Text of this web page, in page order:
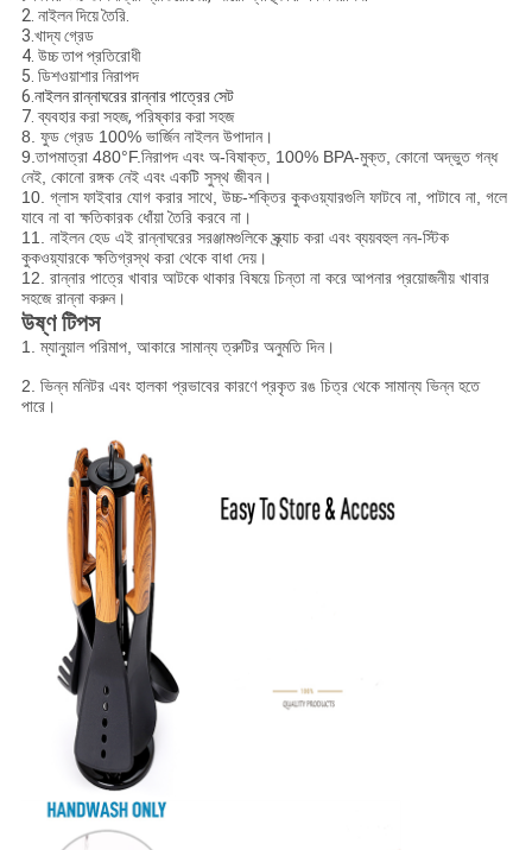
2. নাইলন দিয়ে তৈরি.
3.খাদ্য গ্রেড
4. উচ্চ তাপ প্রতিরোধী
5. ডিশওয়াশার নিরাপদ
6.নাইলন রান্নাঘরের রান্নার পাত্রের সেট
7. ব্যবহার করা সহজ, পরিষ্কার করা সহজ
8. ফুড গ্রেড 100% ভার্জিন নাইলন উপাদান।
9.তাপমাত্রা 480°F.নিরাপদ এবং অ-বিষাক্ত, 100% BPA-মুক্ত, কোনো অদ্ভুত গন্ধ
নেই, কোনো রঙ্গক নেই এবং একটি সুস্থ জীবন।
10. গ্লাস ফাইবার যোগ করার সাথে, উচ্চ-শক্তির কুকওয়্যারগুলি ফাটবে না, পাটাবে না, গলে
যাবে না বা ক্ষতিকারক ধোঁয়া তৈরি করবে না।
11. নাইলন হেড এই রান্নাঘরের সরঞ্জামগুলিকে স্ক্র্যাচ করা এবং ব্যয়বহুল নন-স্টিক
কুকওয়্যারকে ক্ষতিগ্রস্থ করা থেকে বাধা দেয়।
12. রান্নার পাত্রে খাবার আটকে থাকার বিষয়ে চিন্তা না করে আপনার প্রয়োজনীয় খাবার
সহজে রান্না করুন।
উষ্ণ টিপস
1. ম্যানুয়াল পরিমাপ, আকারে সামান্য ত্রুটির অনুমতি দিন।
2. ভিন্ন মনিটর এবং হালকা প্রভাবের কারণে প্রকৃত রঙ চিত্র থেকে সামান্য ভিন্ন হতে
পারে।